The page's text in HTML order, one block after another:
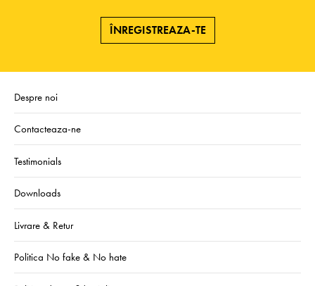
ÎNREGISTREAZA-TE
Despre noi
Contacteaza-ne
Testimonials
Downloads
Livrare & Retur
Politica No fake & No hate